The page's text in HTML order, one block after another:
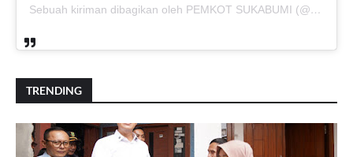
Sebuah kiriman dibagikan oleh PEMKOT SUKABUMI (@pemkotsukabumi_)
TRENDING